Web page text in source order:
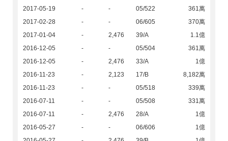
2017-05-19
- - 05/522
361萬
2017-02-28
- - 06/605
370萬
2017-01-04
- 2,476 39/A
1.1億
2016-12-05
- - 05/504
361萬
2016-12-05
- 2,476 33/A
1億
2016-11-23
- 2,123 17/B
8,182萬
2016-11-23
- - 05/518
339萬
2016-07-11
- - 05/508
331萬
2016-07-11
- 2,476 28/A
1億
2016-05-27
- - 06/606
1億